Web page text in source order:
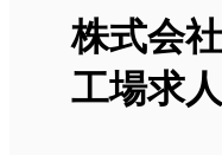
株式会
工場求